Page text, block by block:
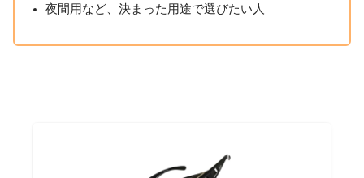
夜間用など、決まった用途で選びたい人